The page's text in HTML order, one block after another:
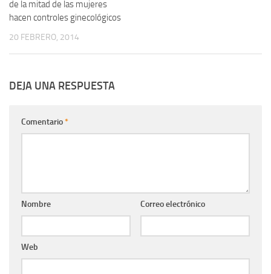
de la mitad de las mujeres
hacen controles ginecológicos
20 FEBRERO, 2014
DEJA UNA RESPUESTA
Comentario*
Nombre Correo electrónico
Web